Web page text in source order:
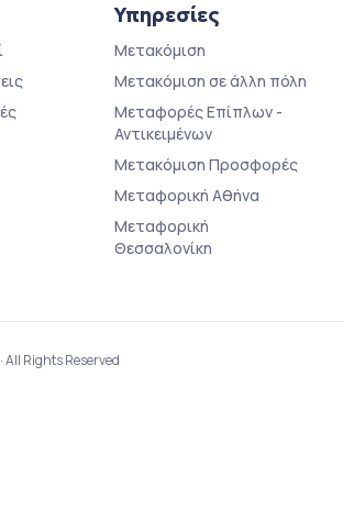
Υπηρεσίες
Μετακόμιση
Μετακόμιση σε άλλη πόλη
Μεταφορές Επίπλων -
Αντικειμένων
Μετακόμιση Προσφορές
Μεταφορική Αθήνα
Μεταφορική
Θεσσαλονίκη
· All Rights Reserved